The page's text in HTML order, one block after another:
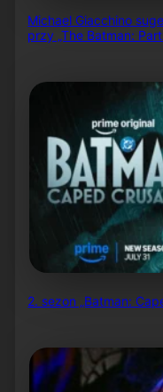
Michael Giacchino
przy „The Batman: Part
2. sezon „Batman: